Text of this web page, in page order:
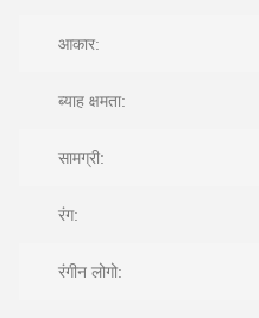
आकार:
ब्याह क्षमता:
सामग्री:
रंग:
रंगीन लोगो: